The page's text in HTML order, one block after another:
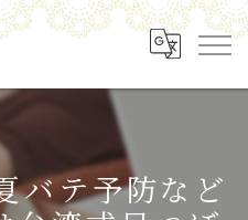
バテ予防など